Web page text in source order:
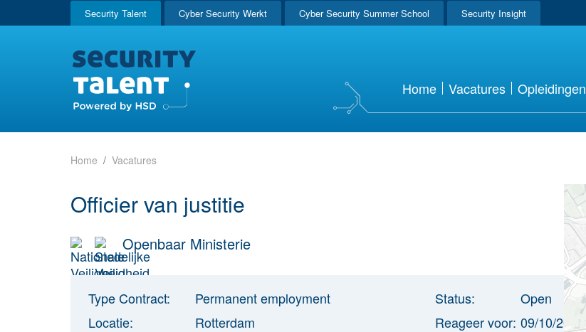
Security Talent Cyber Security Werkt Cyber Security Summer School Security Insight
Home Vacatures Opleidingen
Home Vacatures
Officier van justitie
Openbaar Ministerie
Type Contract:
Permanent employment
Locatie:
Rotterdam
Status:
Open
Reageer voor: 09/10/2022